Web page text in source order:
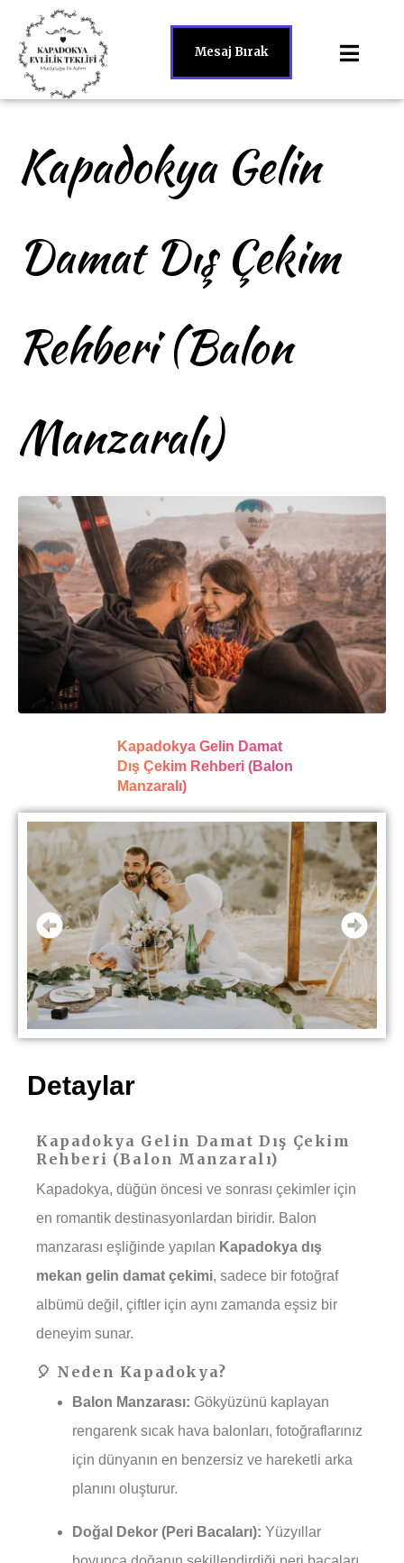
Mesaj Bırak
Kapadokya Gelin
Damat Dış Çekim
Rehberi (Balon
Manzaralı)
Kapadokya Gelin Damat
Dış Çekim Rehberi (Balon
Manzaralı)
Detaylar
Kapadokya Gelin Damat Dış Çekim
Rehberi (Balon Manzaralı)
Kapadokya, düğün öncesi ve sonrası çekimler için
en romantik destinasyonlardan biridir. Balon
manzarası eşliğinde yapılan Kapadokya dış
mekan gelin damat çekimi, sadece bir fotoğraf
albümü değil, çiftler için aynı zamanda eşsiz bir
deneyim sunar.
🎈 Neden Kapadokya?
Balon Manzarası: Gökyüzünü kaplayan
rengarenk sıcak hava balonları, fotoğraflarınız
için dünyanın en benzersiz ve hareketli arka
planını oluşturur.
Doğal Dekor (Peri Bacaları): Yüzyıllar